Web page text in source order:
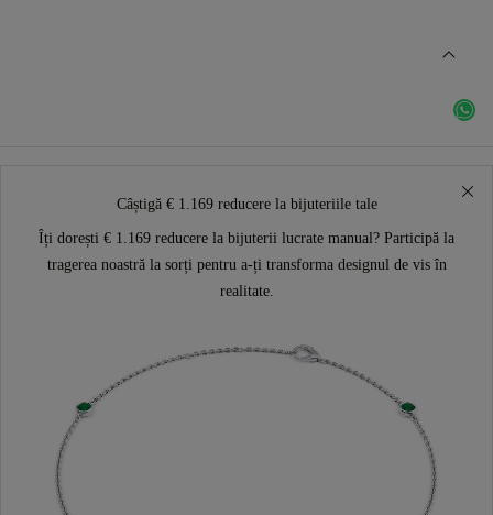
Câștigă € 1.169 reducere la bijuteriile tale
Îți dorești € 1.169 reducere la bijuterii lucrate manual? Participă la
tragerea noastră la sorți pentru a-ți transforma designul de vis în
realitate.